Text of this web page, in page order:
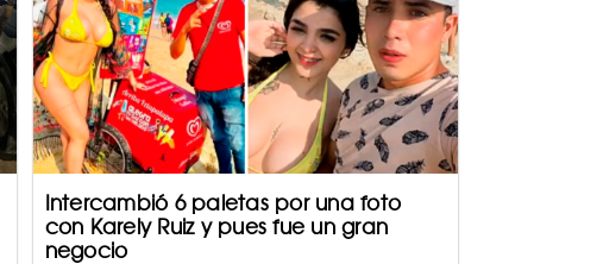
Intercambió 6 paletas por una foto
con Karely Ruiz y pues fue un gran
negocio